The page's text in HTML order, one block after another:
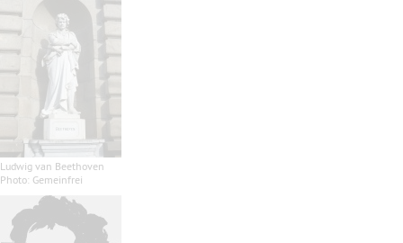
Ludwig van Beethoven
Photo: Gemeinfrei